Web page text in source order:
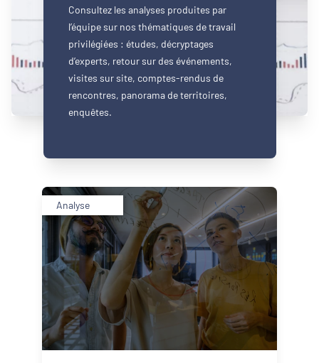
Consultez les analyses produites par
l’équipe sur nos thématiques de travail
privilégiées : études, décryptages
d’experts, retour sur des événements,
visites sur site, comptes-rendus de
rencontres, panorama de territoires,
enquêtes.
Analyse